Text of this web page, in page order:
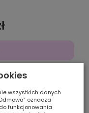
wszystkich danych
oznacza
funkcjonowania